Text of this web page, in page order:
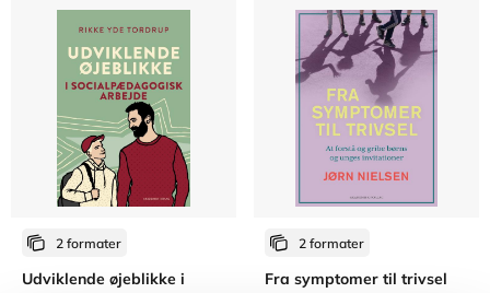
2 formater
Udviklende øjeblikke i
2 formater
Fra symptomer til trivsel